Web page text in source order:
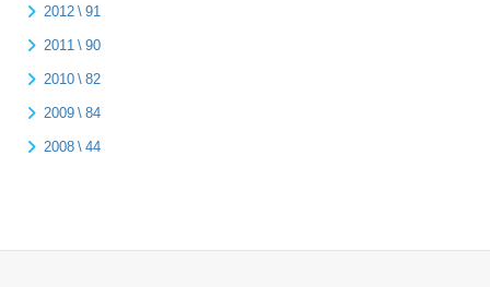
2012 \ 91
2011 \ 90
2010 \ 82
2009 \ 84
2008 \ 44